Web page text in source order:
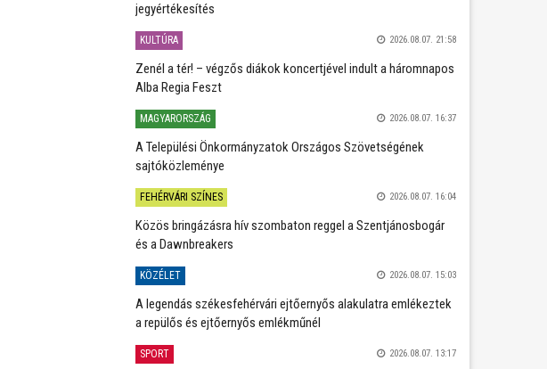
jegyértékesítés
KULTÚRA 2026.08.07. 21:58
Zenél a tér! – végzős diákok koncertjével indult a háromnapos
Alba Regia Feszt
MAGYARORSZÁG 2026.08.07. 16:37
A Települési Önkormányzatok Országos Szövetségének
sajtóközleménye
FEHÉRVÁRI SZÍNES 2026.08.07. 16:04
Közös bringázásra hív szombaton reggel a Szentjánosbogár
és a Dawnbreakers
KÖZÉLET 2026.08.07. 15:03
A legendás székesfehérvári ejtőernyős alakulatra emlékeztek
a repülős és ejtőernyős emlékműnél
SPORT 2026.08.07. 13:17